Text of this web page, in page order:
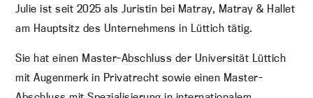
Julie ist seit 2025 als Juristin bei Matray, Matray & Hallet
am Hauptsitz des Unternehmens in Lüttich tätig.
Sie hat einen Master-Abschluss der Universität Lüttich
mit Augenmerk in Privatrecht sowie einen Master-